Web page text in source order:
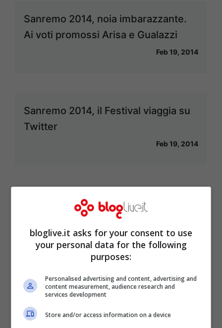
Sanremo 2014, noia imbarazzante.
Ai voti promossi Arisa e Gualazzi
Feb 19, 2014
Sanremo 2014, il Festival viaggia su
Twitter
Feb 19, 2014
Per Sanremo 2014 canta (si fa per
dire) Raffaella Carrà
Feb 18, 2014
Sanremo 2014, le anticipazioni degli
ospiti tra smentite e conferme
bloglive.it asks for your consent to use
your personal data for the following
purposes:
Personalised advertising and content, advertising and
content measurement, audience research and
services development
Store and/or access information on a device